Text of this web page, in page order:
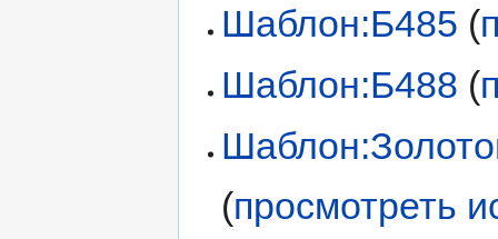
Шаблон:Б485 (
Шаблон:Б488 (
(просмотреть